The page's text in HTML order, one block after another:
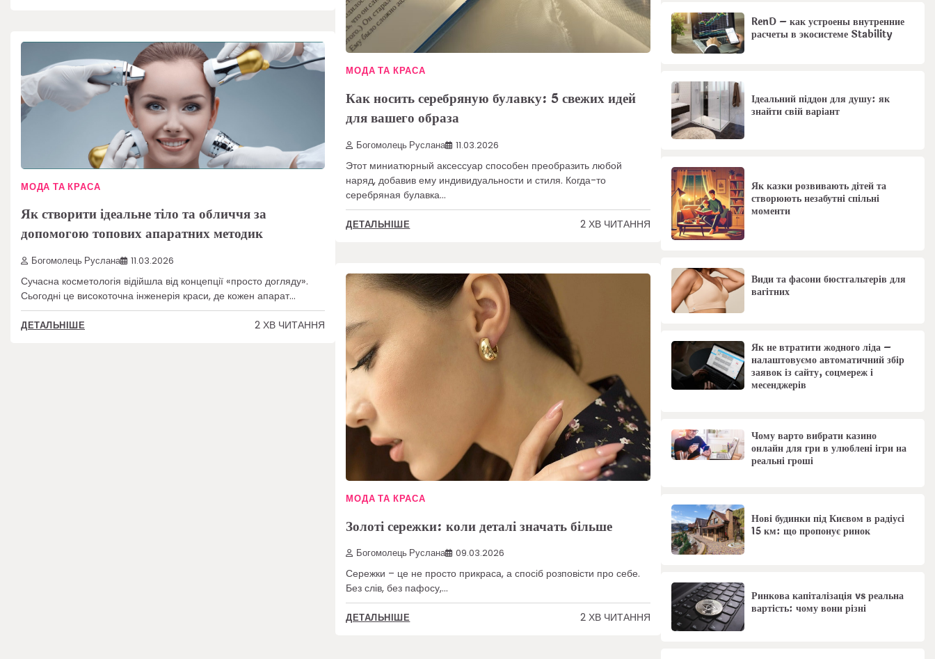
МОДА ТА КРАСА
Как носить серебряную булавку: 5 свежих идей
для вашего образа
Богомолець Руслана 11.03.2026
Этот миниатюрный аксессуар способен преобразить любой
наряд, добавив ему индивидуальности и стиля. Когда-то
серебряная булавка…
ДЕТАЛЬНІШЕ 2 ХВ ЧИТАННЯ
МОДА ТА КРАСА
Як створити ідеальне тіло та обличчя за
допомогою топових апаратних методик
Богомолець Руслана 11.03.2026
Сучасна косметологія відійшла від концепції «просто догляду».
Сьогодні це високоточна інженерія краси, де кожен апарат…
ДЕТАЛЬНІШЕ 2 ХВ ЧИТАННЯ
МОДА ТА КРАСА
Золоті сережки: коли деталі значать більше
Богомолець Руслана 09.03.2026
Сережки – це не просто прикраса, а спосіб розповісти про себе.
Без слів, без пафосу,…
ДЕТАЛЬНІШЕ 2 ХВ ЧИТАННЯ
RenD – как устроены внутренние
расчеты в экосистеме Stability
Ідеальний піддон для душу: як
знайти свій варіант
Як казки розвивають дітей та
створюють незабутні спільні
моменти
Види та фасони бюстгальтерів для
вагітних
Як не втратити жодного ліда –
налаштовуємо автоматичний збір
заявок із сайту, соцмереж і
месенджерів
Чому варто вибрати казино
онлайн для гри в улюблені ігри на
реальні гроші
Нові будинки під Києвом в радіусі
15 км: що пропонує ринок
Ринкова капіталізація vs реальна
вартість: чому вони різні